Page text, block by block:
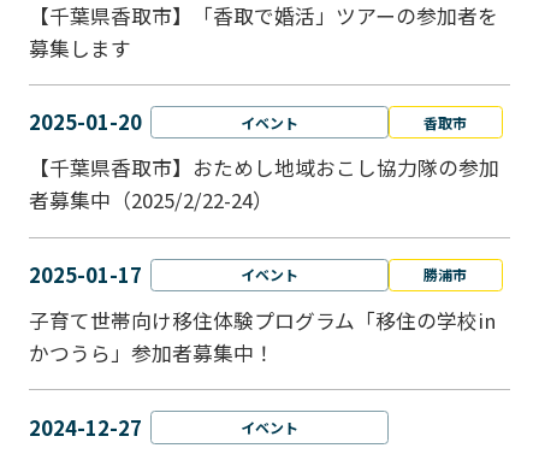
【千葉県香取市】「香取で婚活」ツアーの参加者を
募集します
2025-01-20 イベント 香取市
【千葉県香取市】おためし地域おこし協力隊の参加
者募集中（2025/2/22-24）
2025-01-17 イベント 勝浦市
子育て世帯向け移住体験プログラム「移住の学校in
かつうら」参加者募集中！
2024-12-27 イベント